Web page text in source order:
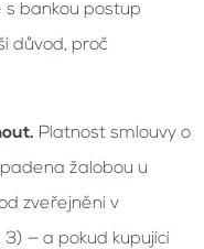
s bankou postup
důvod, proč
Platnost smlouvy o
žalobou u
zveřejnění v
— a pokud kupující